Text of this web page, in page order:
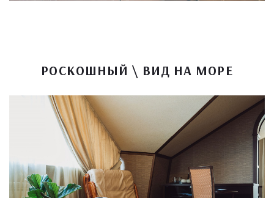
РОСКОШНЫЙ \ ВИД НА МОРЕ